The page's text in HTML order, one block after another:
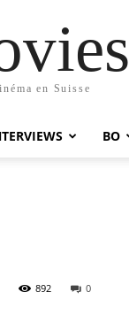
en Suisse
BO
0
892